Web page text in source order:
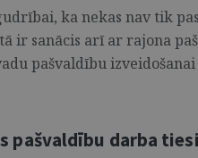
ka nekas nav tik
ir sanācis arī ar rajona
pašvaldību izveidošanai
pašvaldību darba